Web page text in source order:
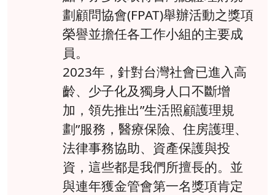
劃顧問協會(FPAT)舉辦活動之獎項
榮譽並擔任各工作小組的主要成
員。
2023年，針對台灣社會已進入高
齡、少子化及獨身人口不斷增
加，領先推出”生活照顧護理規
劃”服務，醫療保險、住房護理、
法律事務協助、資產保護與投
資，這些都是我們所擅長的。並
與連年獲金管會第一名獎項肯定